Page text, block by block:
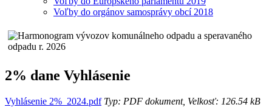
Voľby do orgánov samosprávy obcí 2018
2% dane Vyhlásenie
Vyhlásenie 2%_2024.pdfTyp: PDF dokument, Velkosť: 126.54 kB